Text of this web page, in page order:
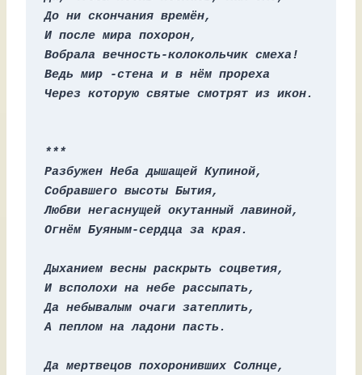
До ни скончания времён,
И после мира похорон,
Вобрала вечность-колокольчик смеха!
Ведь мир -стена и в нём прореха
Через которую святые смотрят из икон.
***
Разбужен Неба дышащей Купиной,
Собравшего высоты Бытия,
Любви негаснущей окутанный лавиной,
Огнём Буяным-сердца за края.
Дыханием весны раскрыть соцветия,
И всполохи на небе рассыпать,
Да небывалым очаги затеплить,
А пеплом на ладони пасть.
Да мертвецов похоронивших Солнце,